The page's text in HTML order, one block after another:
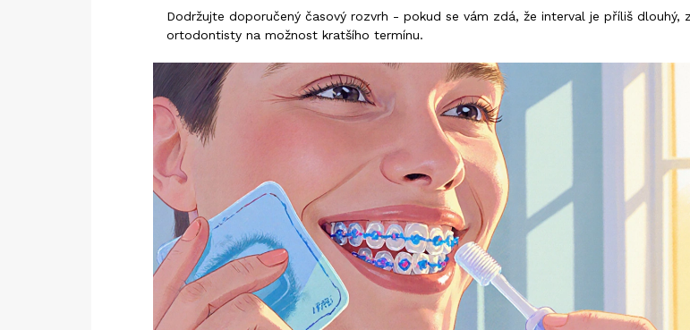
Dodržujte doporučený časový rozvrh - pokud se vám zdá, že interval je příliš dlouhý,
ortodontisty na možnost kratšího termínu.